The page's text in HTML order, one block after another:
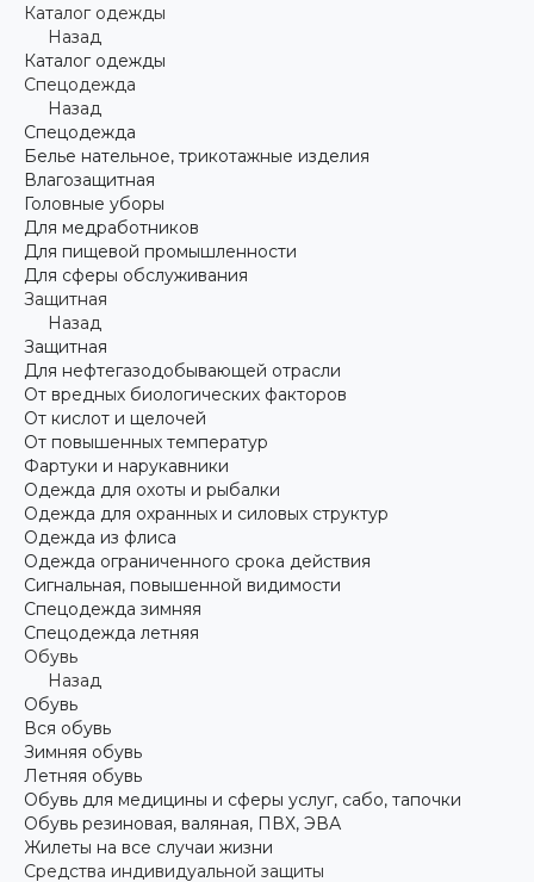
Каталог одежды
Назад
Каталог одежды
Спецодежда
Назад
Спецодежда
Белье нательное, трикотажные изделия
Влагозащитная
Головные уборы
Для медработников
Для пищевой промышленности
Для сферы обслуживания
Защитная
Назад
Защитная
Для нефтегазодобывающей отрасли
От вредных биологических факторов
От кислот и щелочей
От повышенных температур
Фартуки и нарукавники
Одежда для охоты и рыбалки
Одежда для охранных и силовых структур
Одежда из флиса
Одежда ограниченного срока действия
Сигнальная, повышенной видимости
Спецодежда зимняя
Спецодежда летняя
Обувь
Назад
Обувь
Вся обувь
Зимняя обувь
Летняя обувь
Обувь для медицины и сферы услуг, сабо, тапочки
Обувь резиновая, валяная, ПВХ, ЭВА
Жилеты на все случаи жизни
Средства индивидуальной защиты